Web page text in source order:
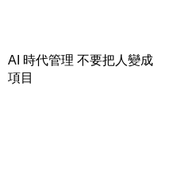
AI 時代管理 不要把人變成
項目